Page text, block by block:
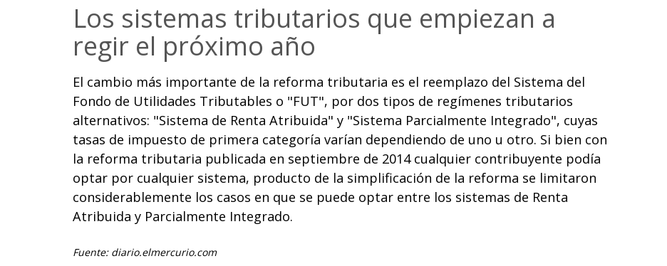
Los sistemas tributarios que empiezan a
regir el próximo año
El cambio más importante de la reforma tributaria es el reemplazo del Sistema del
Fondo de Utilidades Tributables o "FUT", por dos tipos de regímenes tributarios
alternativos: "Sistema de Renta Atribuida" y "Sistema Parcialmente Integrado", cuyas
tasas de impuesto de primera categoría varían dependiendo de uno u otro. Si bien con
la reforma tributaria publicada en septiembre de 2014 cualquier contribuyente podía
optar por cualquier sistema, producto de la simplificación de la reforma se limitaron
considerablemente los casos en que se puede optar entre los sistemas de Renta
Atribuida y Parcialmente Integrado.
Fuente: diario.elmercurio.com